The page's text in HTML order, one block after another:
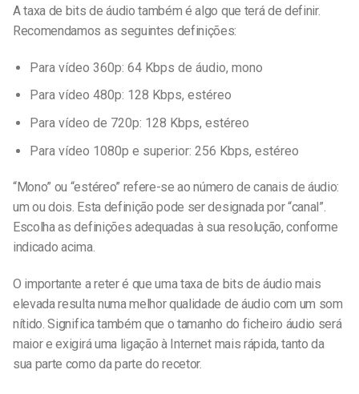
A taxa de bits de áudio também é algo que terá de definir.
Recomendamos as seguintes definições:
Para vídeo 360p: 64 Kbps de áudio, mono
Para vídeo 480p: 128 Kbps, estéreo
Para vídeo de 720p: 128 Kbps, estéreo
Para vídeo 1080p e superior: 256 Kbps, estéreo
“Mono” ou “estéreo” refere-se ao número de canais de áudio:
um ou dois. Esta definição pode ser designada por “canal”.
Escolha as definições adequadas à sua resolução, conforme
indicado acima.
O importante a reter é que uma taxa de bits de áudio mais
elevada resulta numa melhor qualidade de áudio com um som
nítido. Significa também que o tamanho do ficheiro áudio será
maior e exigirá uma ligação à Internet mais rápida, tanto da
sua parte como da parte do recetor.